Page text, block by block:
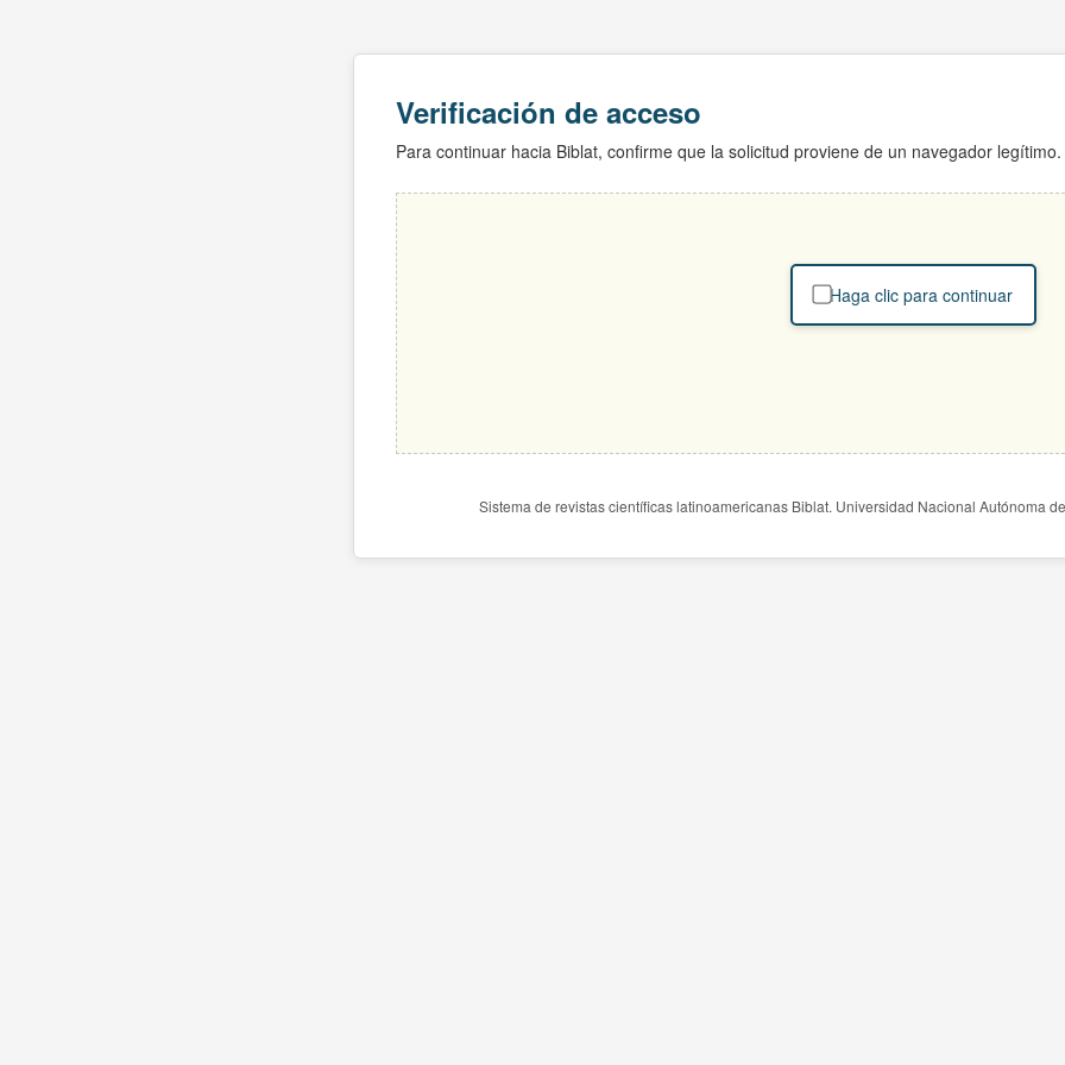
Verificación de acceso
Para continuar hacia Biblat, confirme que la solicitud proviene de un navegador legítimo.
Haga clic para continuar
Sistema de revistas científicas latinoamericanas Biblat. Universidad Nacional Autónoma